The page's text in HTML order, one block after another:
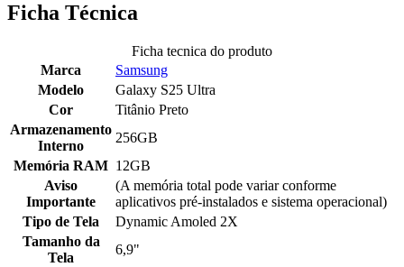
Ficha Técnica
Ficha tecnica do produto
Marca
Samsung
Modelo
Galaxy S25 Ultra
Cor
Titânio Preto
Armazenamento
Interno
256GB
Memória RAM 12GB
Aviso
Importante
(A memória total pode variar conforme
aplicativos pré-instalados e sistema operacional)
Tipo de Tela
Dynamic Amoled 2X
Tamanho da
Tela
6,9"